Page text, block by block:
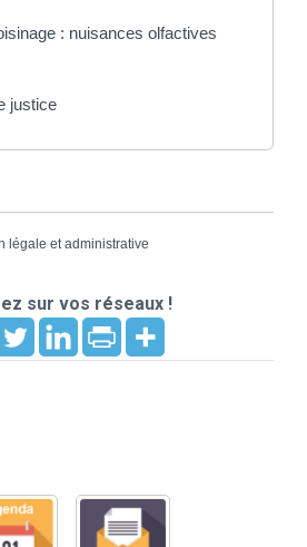
: nuisances olfactives
justice
légale et administrative
sur vos réseaux !